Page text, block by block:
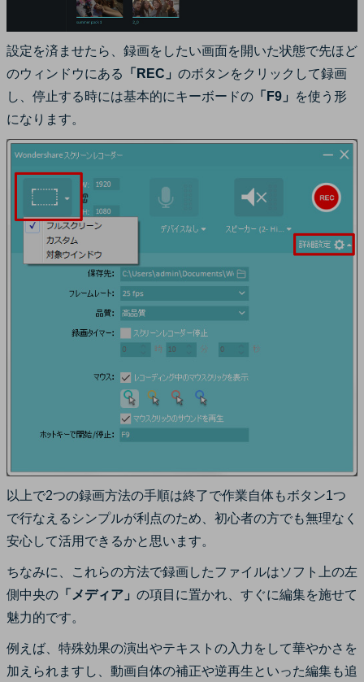
設定を済ませたら、録画をしたい画面を開いた状態で先ほど
のウィンドウにある
「REC」 のボタンをクリックして録画
し、停止する時には基本的にキーボードの 「F9」
を使う形
になります。
以上で2つの録画方法の手順は終了で作業自体もボタン1つ
で行なえるシンプルが利点のため、初心者の方でも無理なく
安心して活用できるかと思います。
ちなみに、これらの方法で録画したファイルはソフト上の左
側中央の 「メディア」 の項目に置かれ、すぐに編集を施せて
魅力的です。
例えば、特殊効果の演出やテキストの入力をして華やかさを
加えられますし、動画自体の補正や逆再生といった編集も追